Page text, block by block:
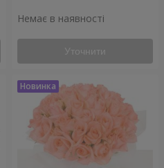
Немає в наявності
Уточнити